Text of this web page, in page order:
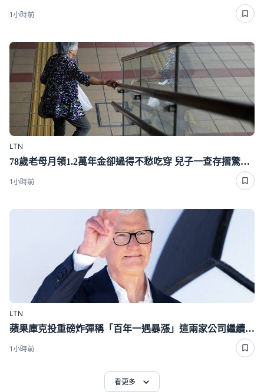
1小時前
LTN
78歲老母月領1.2萬年金卻過得不愁吃穿 兒子一查存摺驚呆了
1小時前
LTN
蘋果庫克投重磅炸彈稱「百年一遇暴漲」這兩家公司繼續盆滿缽滿
1小時前
看更多